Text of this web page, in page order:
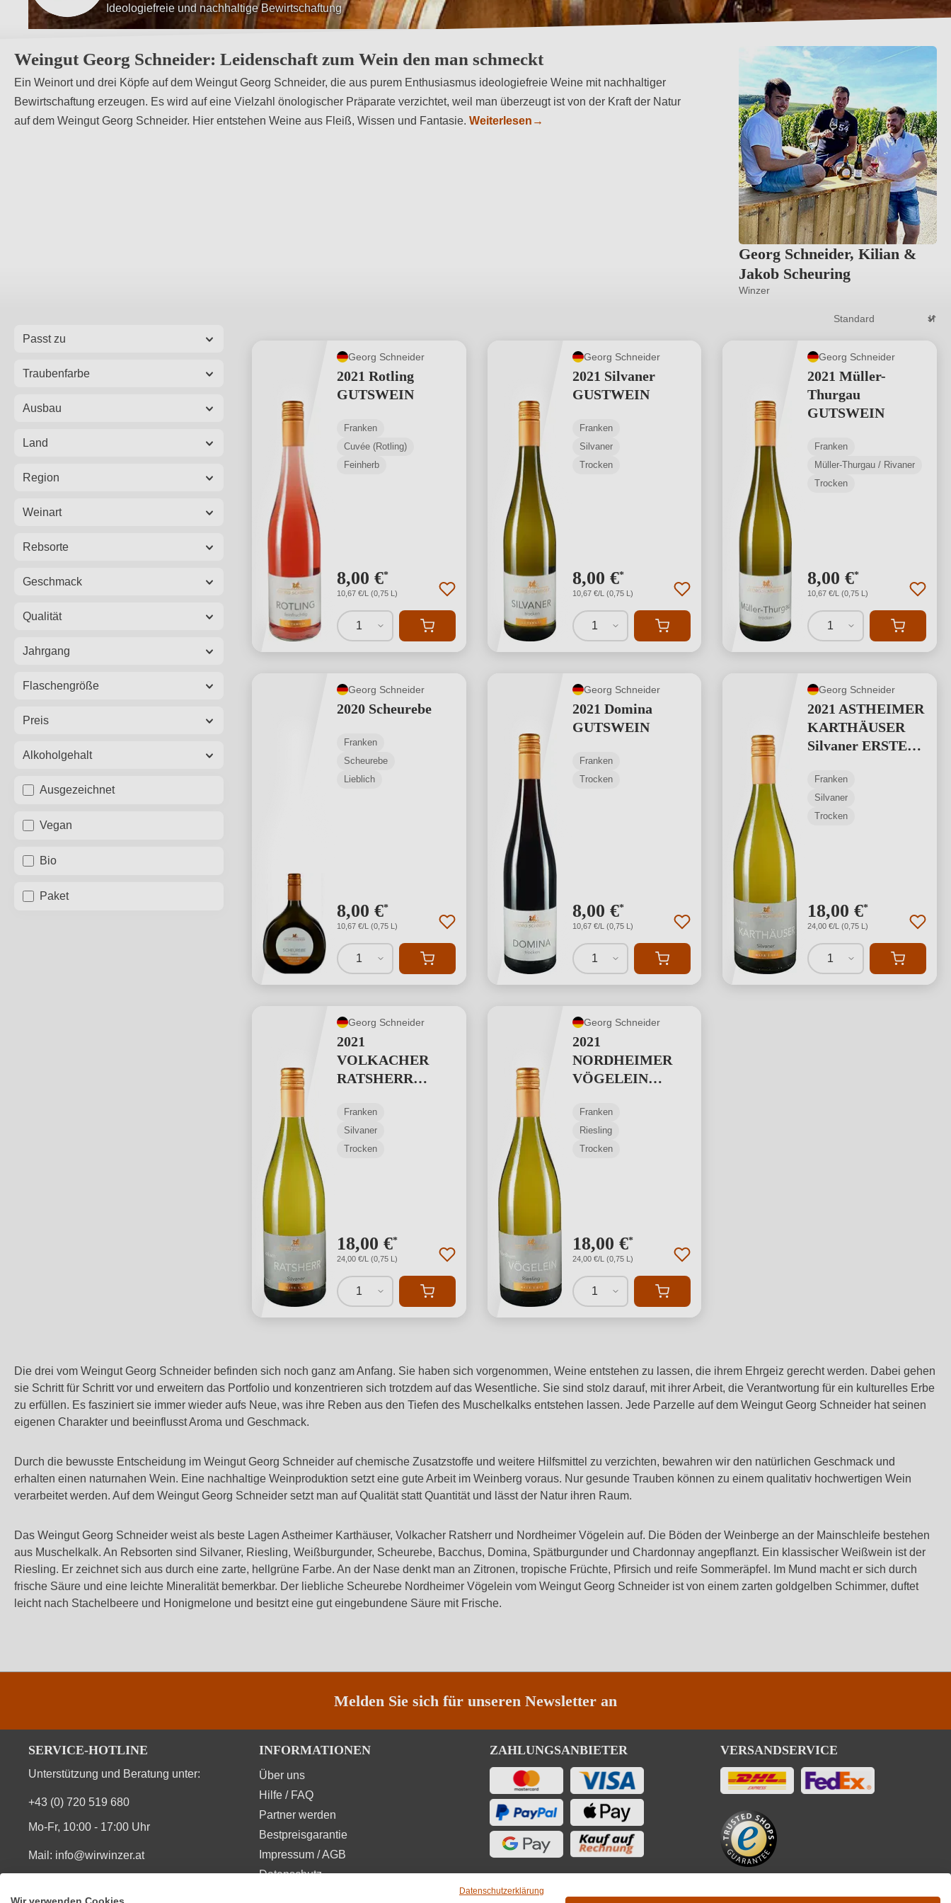
Ideologiefreie und nachhaltige Bewirtschaftung
Verzicht auf eine Vielzahl önologischer „Wundermittelchen“
Weingut Georg Schneider: Leidenschaft zum Wein den man schmeckt
Ein Weinort und drei Köpfe auf dem Weingut Georg Schneider, die aus purem Enthusiasmus ideologiefreie Weine mit nachhaltiger
Bewirtschaftung erzeugen. Es wird auf eine Vielzahl önologischer Präparate verzichtet, weil man überzeugt ist von der Kraft der Natur
auf dem Weingut Georg Schneider. Hier entstehen Weine aus Fleiß, Wissen und Fantasie. Weiterlesen →
Georg Schneider, Kilian &
Jakob Scheuring
Winzer
Passt zu
Traubenfarbe
Ausbau
Land
Region
Weinart
Rebsorte
Geschmack
Qualität
Jahrgang
Flaschengröße
Preis
Alkoholgehalt
Ausgezeichnet
Vegan
Bio
Paket
Georg Schneider
2021 Rotling
GUTSWEIN
Franken
Cuvée (Rotling)
Feinherb
8,00 €*
10,67 €/L (0,75 L)
1
Georg Schneider
2021 Silvaner
GUSTWEIN
Franken
Silvaner
Trocken
8,00 €*
10,67 €/L (0,75 L)
1
Georg Schneider
2021 Müller-
Thurgau
GUTSWEIN
Franken
Müller-Thurgau / Rivaner
Trocken
8,00 €*
10,67 €/L (0,75 L)
1
Georg Schneider
2020 Scheurebe
Franken
Scheurebe
Lieblich
8,00 €*
10,67 €/L (0,75 L)
1
Georg Schneider
2021 Domina
GUTSWEIN
Franken
Trocken
8,00 €*
10,67 €/L (0,75 L)
1
Georg Schneider
2021 ASTHEIMER
KARTHÄUSER
Silvaner ERSTE
Franken
Silvaner
Trocken
18,00 €*
24,00 €/L (0,75 L)
1
Georg Schneider
2021
VOLKACHER
RATSHERR
LAGE
Franken
Silvaner
Trocken
18,00 €*
24,00 €/L (0,75 L)
1
Georg Schneider
2021
NORDHEIMER
VÖGELEIN
LAGE
Franken
Riesling
Trocken
18,00 €*
24,00 €/L (0,75 L)
1
Die drei vom Weingut Georg Schneider befinden sich noch ganz am Anfang. Sie haben sich vorgenommen, Weine entstehen zu lassen, die ihrem Ehrgeiz gerecht werden. Dabei gehen
sie Schritt für Schritt vor und erweitern das Portfolio und konzentrieren sich trotzdem auf das Wesentliche. Sie sind stolz darauf, mit ihrer Arbeit, die Verantwortung für ein kulturelles Erbe
zu erfüllen. Es fasziniert sie immer wieder aufs Neue, was ihre Reben aus den Tiefen des Muschelkalks entstehen lassen. Jede Parzelle auf dem Weingut Georg Schneider hat seinen
eigenen Charakter und beeinflusst Aroma und Geschmack.
Durch die bewusste Entscheidung im Weingut Georg Schneider auf chemische Zusatzstoffe und weitere Hilfsmittel zu verzichten, bewahren wir den natürlichen Geschmack und
erhalten einen naturnahen Wein. Eine nachhaltige Weinproduktion setzt eine gute Arbeit im Weinberg voraus. Nur gesunde Trauben können zu einem qualitativ hochwertigen Wein
verarbeitet werden. Auf dem Weingut Georg Schneider setzt man auf Qualität statt Quantität und lässt der Natur ihren Raum.
Das Weingut Georg Schneider weist als beste Lagen Astheimer Karthäuser, Volkacher Ratsherr und Nordheimer Vögelein auf. Die Böden der Weinberge an der Mainschleife bestehen
aus Muschelkalk. An Rebsorten sind Silvaner, Riesling, Weißburgunder, Scheurebe, Bacchus, Domina, Spätburgunder und Chardonnay angepflanzt. Ein klassischer Weißwein ist der
Riesling. Er zeichnet sich aus durch eine zarte, hellgrüne Farbe. An der Nase denkt man an Zitronen, tropische Früchte, Pfirsich und reife Sommeräpfel. Im Mund macht er sich durch
frische Säure und eine leichte Mineralität bemerkbar. Der liebliche Scheurebe Nordheimer Vögelein vom Weingut Georg Schneider ist von einem zarten goldgelben Schimmer, duftet
leicht nach Stachelbeere und Honigmelone und besitzt eine gut eingebundene Säure mit Frische.
Melden Sie sich für unseren Newsletter an
SERVICE-HOTLINE
Unterstützung und Beratung unter:
+43 (0) 720 519 680
Mo-Fr, 10:00 - 17:00 Uhr
Mail: info@wirwinzer.at
INFORMATIONEN
Über uns
Hilfe / FAQ
Partner werden
Bestpreisgarantie
Impressum / AGB
Datenschutz
ZAHLUNGSANBIETER VERSANDSERVICE
Datenschutzerklärung